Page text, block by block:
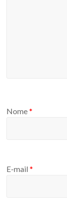
Nome*
E-mail*